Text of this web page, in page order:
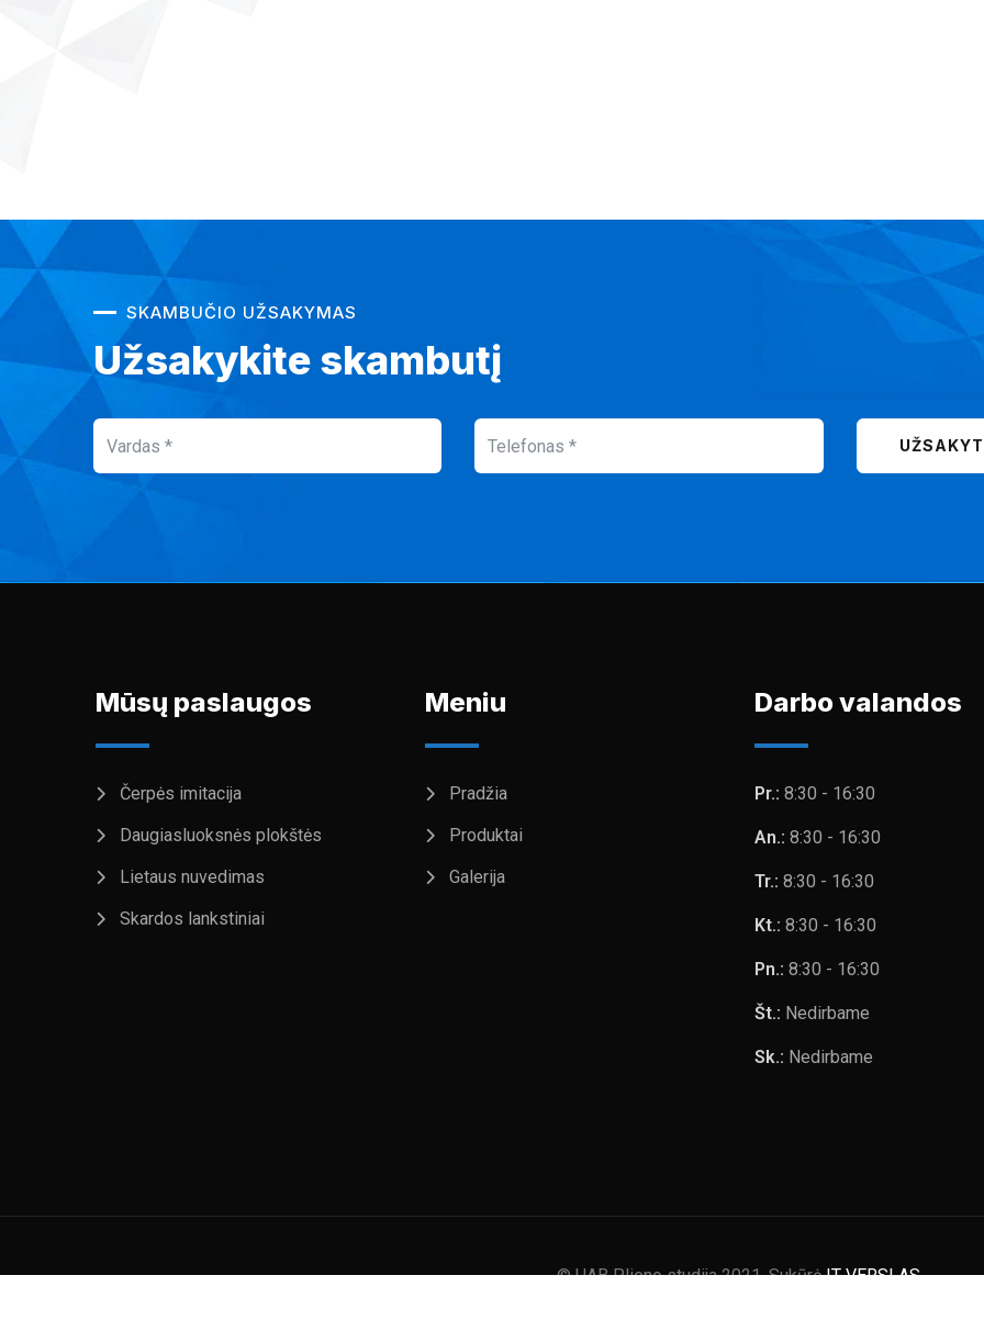
SKAMBUČIO UŽSAKYMAS
Užsakykite skambutį
Mūsų paslaugos
Čerpės imitacija
Daugiasluoksnės plokštės
Lietaus nuvedimas
Skardos lankstiniai
Meniu
Pradžia
Produktai
Galerija
Darbo valandos
Pr.: 8:30 - 16:30
An.: 8:30 - 16:30
Tr.: 8:30 - 16:30
Kt.: 8:30 - 16:30
Pn.: 8:30 - 16:30
Št.: Nedirbame
Sk.: Nedirbame
© UAB Plieno studija 2021. SukūrėIT VERSLAS